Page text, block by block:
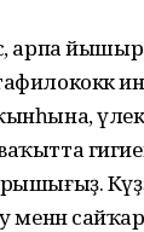
арпа